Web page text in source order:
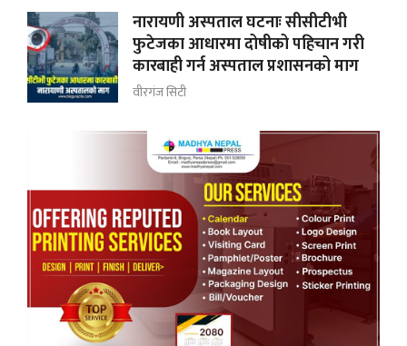
नारायणी अस्पताल घटनाः सीसीटीभी
फुटेजका आधारमा दोषीको पहिचान गरी
कारबाही गर्न अस्पताल प्रशासनको माग
वीरगंज सिटी